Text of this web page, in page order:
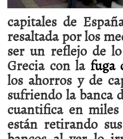
capitales de
resaltada por los
ser un reflejo de
Grecia con la fuga
los ahorros y de
sufriendo la banca
cuantifica en
están retirando